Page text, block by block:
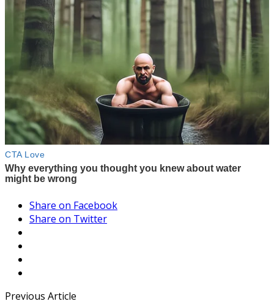
Share on Facebook
Share on Twitter
Previous Article